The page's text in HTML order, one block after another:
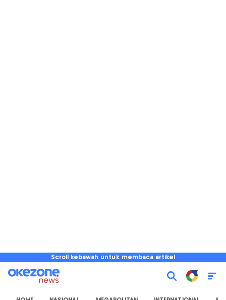
Scroll kebawah untuk membaca artikel